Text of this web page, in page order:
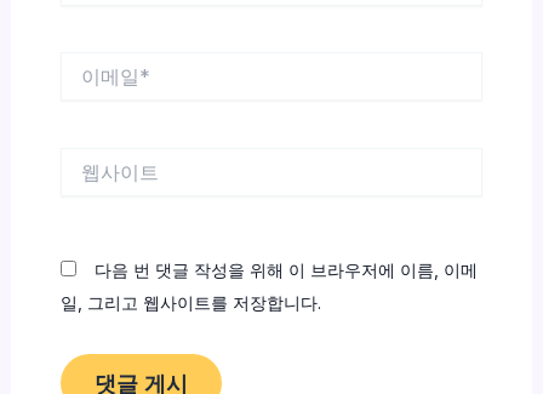
다음 번 댓글 작성을 위해 이 브라우저에 이름, 이메
일, 그리고 웹사이트를 저장합니다.